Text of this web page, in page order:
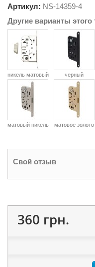
Артикул: NS-14359-4
Другие варианты этого
никель матовый черный
матовый никель матовое золото
Свой отзыв
360 грн.